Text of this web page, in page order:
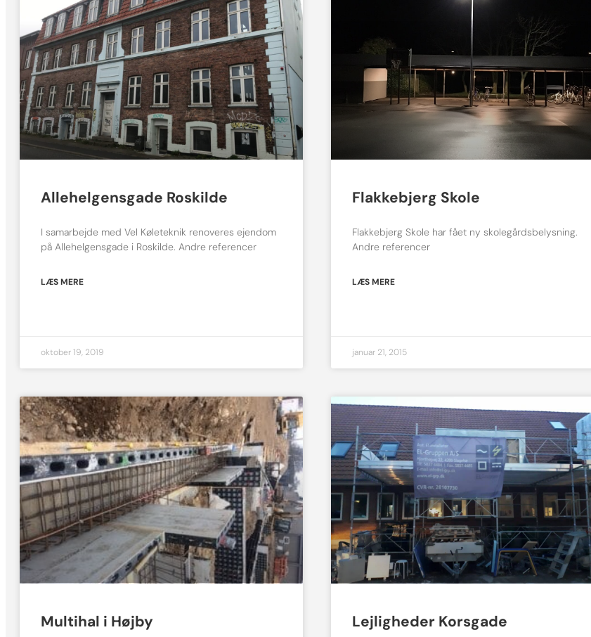
Allehelgensgade Roskilde
I samarbejde med Vel Køleteknik renoveres ejendom
på Allehelgensgade i Roskilde. Andre referencer
LÆS MERE
oktober 19, 2019
Flakkebjerg Skole
Flakkebjerg Skole har fået ny skolegårdsbelysning.
Andre referencer
LÆS MERE
januar 21, 2015
Multihal i Højby Lejligheder Korsgade